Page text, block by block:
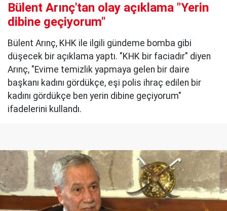
Bülent Arınç'tan olay açıklama "Yerin
dibine geçiyorum"
Bülent Arınç, KHK ile ilgili gündeme bomba gibi
düşecek bir açıklama yaptı. "KHK bir faciadır" diyen
Arınç, "Evime temizlik yapmaya gelen bir daire
başkanı kadını gördükçe, eşi polis ihraç edilen bir
kadını gördükçe ben yerin dibine geçiyorum"
ifadelerini kullandı.